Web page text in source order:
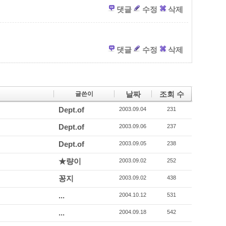
댓글 수정 삭제
댓글 수정 삭제
글쓴이 날짜
조회 수
Dept.of
2003.09.04 231
Dept.of 2003.09.06 237
Dept.of 2003.09.05 238
★량이 2003.09.02 252
꽁지 2003.09.02 438
... 2004.10.12 531
... 2004.09.18 542